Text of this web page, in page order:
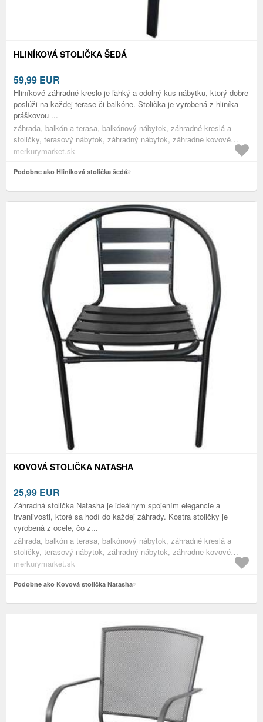
HLINÍKOVÁ STOLIČKA ŠEDÁ
59,99 EUR
Hliníkové záhradné kreslo je ľahký a odolný kus nábytku, ktorý dobre
poslúži na každej terase či balkóne. Stolička je vyrobená z hliníka
práškovou ...
záhrada, balkón a terasa, balkónový nábytok, záhradné kreslá a
stoličky, terasový nábytok, záhradný nábytok, záhradne kovové
kreslá, nábytok
merkurymarket.sk
Podobne ako Hliníková stolička šedá
KOVOVÁ STOLIČKA NATASHA
25,99 EUR
Záhradná stolička Natasha je ideálnym spojením elegancie a
trvanlivosti, ktoré sa hodí do každej záhrady. Kostra stoličky je
vyrobená z ocele, čo z...
záhrada, balkón a terasa, balkónový nábytok, záhradné kreslá a
stoličky, terasový nábytok, záhradný nábytok, záhradne kovové
kreslá
merkurymarket.sk
Podobne ako Kovová stolička Natasha